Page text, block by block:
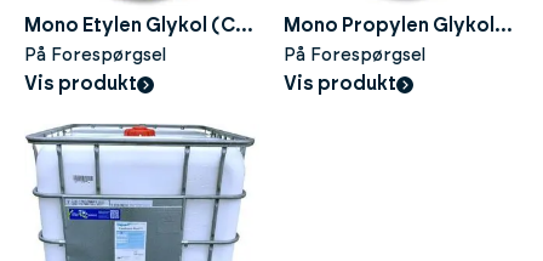
Mono Etylen Glykol (CT)
- 100% - 215liter
På Forespørgsel
Vis produkt
Mono Propylen Glykol
(CTP) - 100% - 215liter
På Forespørgsel
Vis produkt